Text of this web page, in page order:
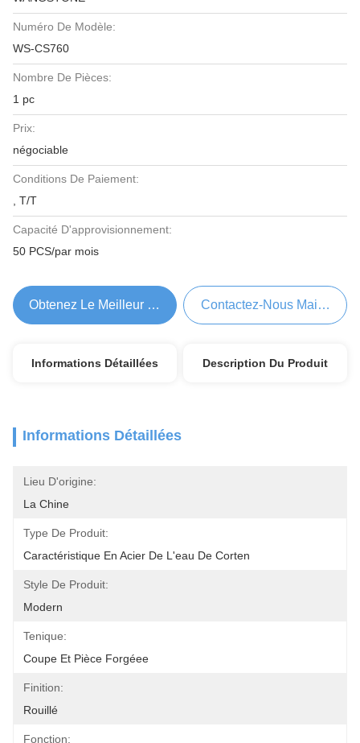
Numéro De Modèle:
WS-CS760
Nombre De Pièces:
1 pc
Prix:
négociable
Conditions De Paiement:
, T/T
Capacité D'approvisionnement:
50 PCS/par mois
Obtenez Le Meilleur Prix Contactez-Nous Maintenant
Informations Détaillées Description Du Produit
Informations Détaillées
Lieu D'origine:
La Chine
Type De Produit:
Caractéristique En Acier De L'eau De Corten
Style De Produit:
Modern
Tenique:
Coupe Et Pièce Forgéee
Finition:
Rouillé
Fonction: